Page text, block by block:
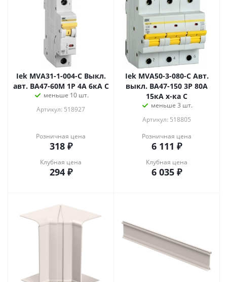
Iek MVA31-1-004-C Выкл.
авт. ВА47-60M 1Р 4А 6кА С
меньше 10 шт.
Артикул: 518927
Розничная цена
318₽
Клубная цена
294₽
Iek MVA50-3-080-C Авт.
выкл. ВА47-150 3Р 80А
15кА х-ка C
меньше 3 шт.
Артикул: 518805
Розничная цена
6 111 ₽
Клубная цена
6 035 ₽